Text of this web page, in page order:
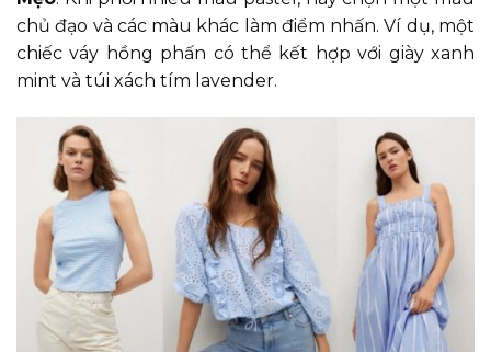
chủ đạo và các màu khác làm điểm nhấn. Ví dụ, một
chiếc váy hồng phấn có thể kết hợp với giày xanh
mint và túi xách tím lavender.